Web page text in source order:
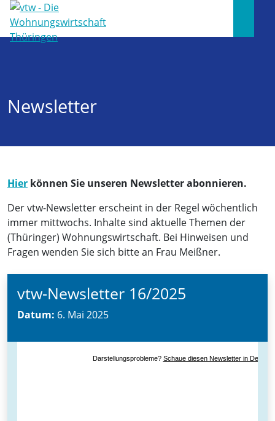
Newsletter
Hier können Sie unseren Newsletter abonnieren.
Der vtw-Newsletter erscheint in der Regel wöchentlich
immer mittwochs. Inhalte sind aktuelle Themen der
(Thüringer) Wohnungswirtschaft. Bei Hinweisen und
Fragen wenden Sie sich bitte an Frau Meißner.
vtw-Newsletter 16/2025
Datum: 6. Mai 2025